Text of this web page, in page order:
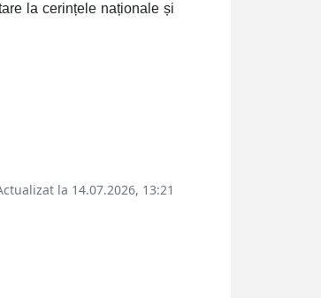
la cerințele naționale și
la 14.07.2026, 13:21